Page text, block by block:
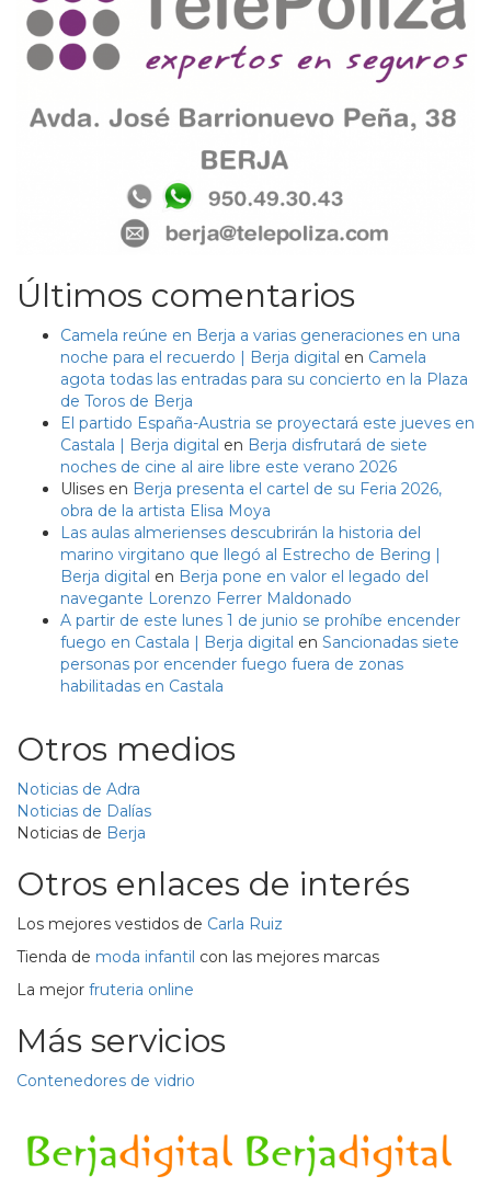
Últimos comentarios
Camela reúne en Berja a varias generaciones en una
noche para el recuerdo | Berja digital en Camela
agota todas las entradas para su concierto en la Plaza
de Toros de Berja
El partido España-Austria se proyectará este jueves en
Castala | Berja digital en Berja disfrutará de siete
noches de cine al aire libre este verano 2026
Ulises en Berja presenta el cartel de su Feria 2026,
obra de la artista Elisa Moya
Las aulas almerienses descubrirán la historia del
marino virgitano que llegó al Estrecho de Bering |
Berja digital en Berja pone en valor el legado del
navegante Lorenzo Ferrer Maldonado
A partir de este lunes 1 de junio se prohíbe encender
fuego en Castala | Berja digital en Sancionadas siete
personas por encender fuego fuera de zonas
habilitadas en Castala
Otros medios
Noticias de Adra
Noticias de Dalías
Noticias de Berja
Otros enlaces de interés
Los mejores vestidos de Carla Ruiz
Tienda de moda infantil con las mejores marcas
La mejor fruteria online
Más servicios
Contenedores de vidrio